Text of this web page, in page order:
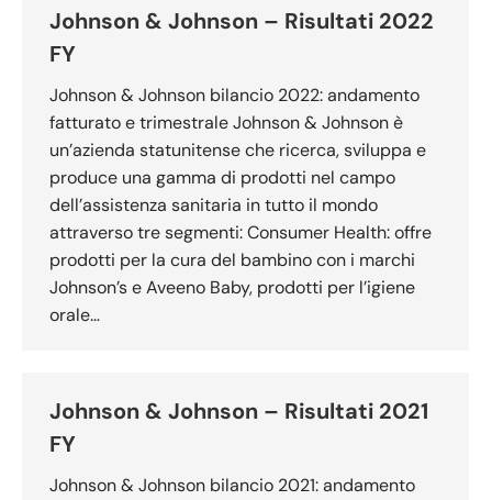
Johnson & Johnson – Risultati 2022
FY
Johnson & Johnson bilancio 2022: andamento
fatturato e trimestrale Johnson & Johnson è
un’azienda statunitense che ricerca, sviluppa e
produce una gamma di prodotti nel campo
dell’assistenza sanitaria in tutto il mondo
attraverso tre segmenti: Consumer Health: offre
prodotti per la cura del bambino con i marchi
Johnson’s e Aveeno Baby, prodotti per l’igiene
orale…
Johnson & Johnson – Risultati 2021
FY
Johnson & Johnson bilancio 2021: andamento